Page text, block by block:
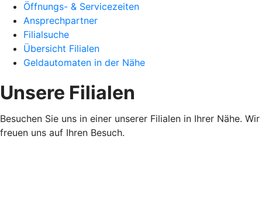
Öffnungs- & Servicezeiten
Ansprechpartner
Filialsuche
Übersicht Filialen
Geldautomaten in der Nähe
Unsere Filialen
Besuchen Sie uns in einer unserer Filialen in Ihrer Nähe. Wir
freuen uns auf Ihren Besuch.